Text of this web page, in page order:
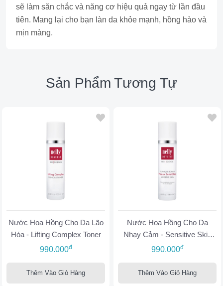
sẽ làm săn chắc và năng cơ hiệu quả ngay từ lần đầu
tiên. Mang lại cho bạn làn da khỏe mạnh, hồng hào và
mịn màng.
Sản Phẩm Tương Tự
Nước Hoa Hồng Cho Da Lão
Hóa - Lifting Complex Toner
990.000đ
Thêm Vào Giỏ Hàng
Nước Hoa Hồng Cho Da
Nhạy Cảm - Sensitive Skin
Toner
990.000đ
Thêm Vào Giỏ Hàng